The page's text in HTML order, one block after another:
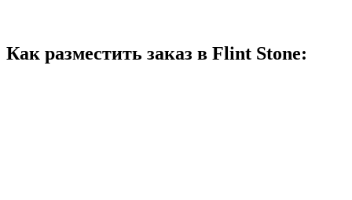
Как разместить заказ в Flint Stone: